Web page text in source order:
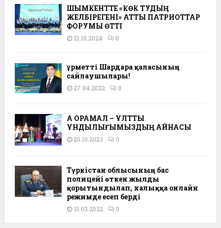
ШЫМКЕНТТЕ «КӨК ТУДЫҢ
ЖЕЛБІРЕГЕНІ» АТТЫ ПАТРИОТТАР
ФОРУМЫ ӨТТІ
21.10.2024 0
Құрметті Шардара қаласының
сайлаушылары!
27.04.2022 0
АҚ ОРАМАЛ – ҰЛТТЫҚ
ҚҰНДЫЛЫҒЫМЫЗДЫҢ АЙНАСЫ
20.10.2023 0
Түркістан облысының бас
полицейі өткен жылды
қорытындылап, халыққа онлайн
режимде есеп берді
31.03.2022 0